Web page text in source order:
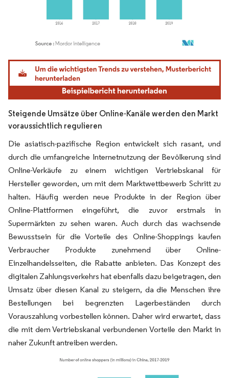
Bild © Mordor Intelligence. Wiederverwendung erfordert Namensnennung gemäß
Steigende Umsätze über Online-Kanäle werden den Markt
voraussichtlich regulieren
Die asiatisch-pazifische Region entwickelt sich rasant, und
durch die umfangreiche Internetnutzung der Bevölkerung sind
Online-Verkäufe zu einem wichtigen Vertriebskanal für
Hersteller geworden, um mit dem Marktwettbewerb Schritt zu
halten. Häufig werden neue Produkte in der Region über
Online-Plattformen eingeführt, die zuvor erstmals in
Supermärkten zu sehen waren. Auch durch das wachsende
Bewusstsein für die Vorteile des Online-Shoppings kaufen
Verbraucher Produkte zunehmend über Online-
Einzelhandelsseiten, die Rabatte anbieten. Das Konzept des
digitalen Zahlungsverkehrs hat ebenfalls dazu beigetragen, den
Umsatz über diesen Kanal zu steigern, da die Menschen ihre
Bestellungen bei begrenzten Lagerbeständen durch
Vorauszahlung vorbestellen können. Daher wird erwartet, dass
die mit dem Vertriebskanal verbundenen Vorteile den Markt in
naher Zukunft antreiben werden.